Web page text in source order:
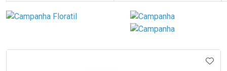
FECHAR
FECHAR
Laboratório
Por Menos